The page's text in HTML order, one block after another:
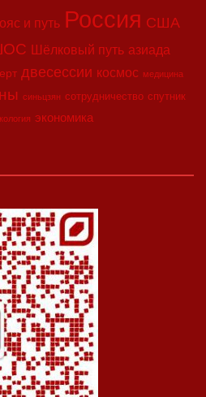
и путь Россия США
Шёлковый путь азиада
двесессии космос медицина
синьцзян сотрудничество спутник
экономика